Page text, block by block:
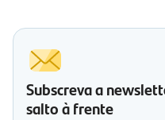
Subscreva a
salto à frente